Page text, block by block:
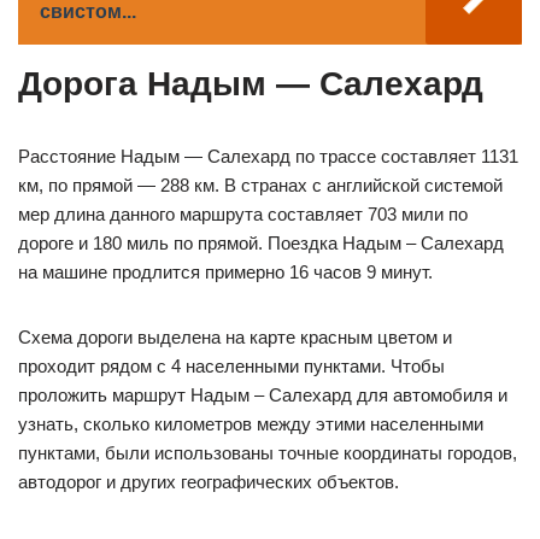
свистом...
Дорога Надым — Салехард
Расстояние Надым — Салехард по трассе составляет 1131
км, по прямой — 288 км. В странах с английской системой
мер длина данного маршрута составляет 703 мили по
дороге и 180 миль по прямой. Поездка Надым – Салехард
на машине продлится примерно 16 часов 9 минут.
Схема дороги выделена на карте красным цветом и
проходит рядом с 4 населенными пунктами. Чтобы
проложить маршрут Надым – Салехард для автомобиля и
узнать, сколько километров между этими населенными
пунктами, были использованы точные координаты городов,
автодорог и других географических объектов.